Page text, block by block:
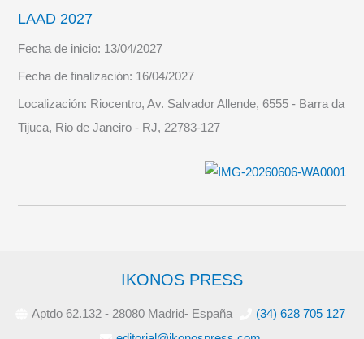
LAAD 2027
Fecha de inicio: 13/04/2027
Fecha de finalización: 16/04/2027
Localización: Riocentro, Av. Salvador Allende, 6555 - Barra da
Tijuca, Rio de Janeiro - RJ, 22783-127
IKONOS PRESS
Aptdo 62.132 - 28080 Madrid- España
(34) 628 705 127